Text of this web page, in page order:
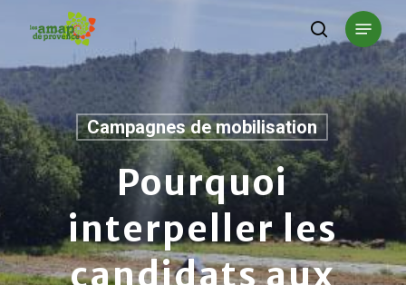
main
content
search
Menu
Campagnes de mobilisation
Pourquoi
interpeller les
candidats aux